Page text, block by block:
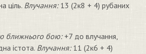
ціль. Влучання:13 (2к8 + 4) рубаних
ближнього бою:+7 до влучання,
істота. Влучання:11 (2к6 + 4)